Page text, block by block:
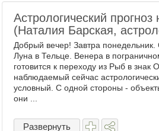
Астрологический
(Наталия Барская,
Добрый вечер! Завтра
Луна в Тельце. Венера в
готовится к переходу из Рыб в знак
наблюдаемый сейчас
условный. С одной стороны -
они ...
Развернуть